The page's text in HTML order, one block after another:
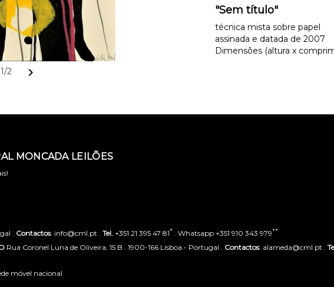
1/2 chevron_right
"Sem título"
técnica mista sobre papel
assinada e datada de 2007
Dimensões (altura x
MONCADA LEILÕES
. Contactos: info@cml.pt . Tel. +351 21 395 47 81* . Whatsapp +351 910 343 979**
Rua Coronel Luna de Oliveira, 15 B . 1900-166 Lisboa - Portugal . Contactos: alameda@cml.pt .
móvel nacional